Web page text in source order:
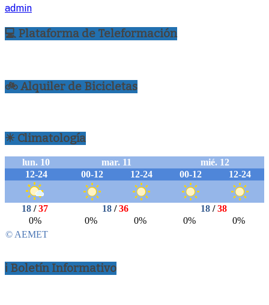
admin
💻 Plataforma de Teleformación
🚲 Alquiler de Bicicletas
☀ Climatología
ℹ Boletín Informativo